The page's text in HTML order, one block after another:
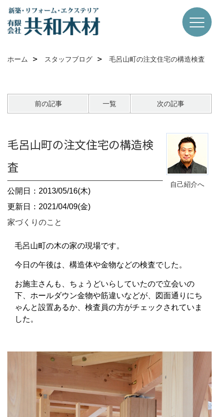
ホーム スタッフブログ 毛呂山町の注文住宅の構造検査
前の記事 一覧 次の記事
自己紹介へ
毛呂山町の注文住宅の構造検
査
公開日：2013/05/16(木)
更新日：2021/04/09(金)
家づくりのこと
毛呂山町の木の家の現場です。
今日の午後は、構造体や金物などの検査でした。
お施主さんも、ちょうどいらしていたので立会いの
下、ホールダウン金物や筋違いなどが、図面通りにち
ゃんと設置あるか、検査員の方がチェックされていま
した。